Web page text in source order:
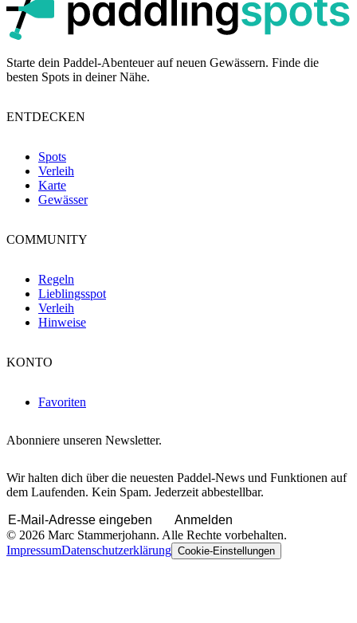
Starte dein Paddel-Abenteuer auf neuen Gewässern. Finde die
besten Spots in deiner Nähe.
ENTDECKEN
Spots
Verleih
Karte
Gewässer
COMMUNITY
Regeln
Lieblingsspot
Verleih
Hinweise
KONTO
Favoriten
Abonniere unseren Newsletter.
Wir halten dich über die neuesten Paddel-News und Funktionen auf
dem Laufenden. Kein Spam. Jederzeit abbestellbar.
Anmelden
© 2026 Marc Stammerjohann. Alle Rechte vorbehalten.
ImpressumDatenschutzerklärung Cookie-Einstellungen